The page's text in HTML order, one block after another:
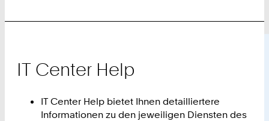
IT Center Help
IT Center Help bietet Ihnen detailliertere
Informationen zu den jeweiligen Diensten des